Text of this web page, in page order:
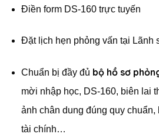
Điền form DS-160 trực tuyến
Đặt lịch hẹn phỏng vấn tại Lãnh
Chuẩn bị đầy đủ bộ hồ sơ
mời nhập học, DS-160, biên lai
ảnh chân dung đúng quy
tài chính…